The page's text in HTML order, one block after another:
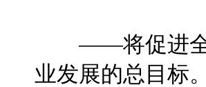
——将促进全体
业发展的总目标